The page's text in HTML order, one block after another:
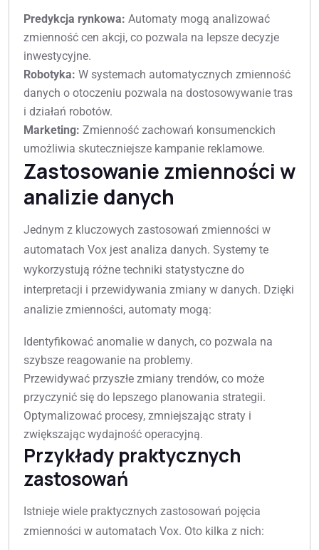
Predykcja rynkowa: Automaty mogą analizować
zmienność cen akcji, co pozwala na lepsze decyzje
inwestycyjne.
Robotyka: W systemach automatycznych zmienność
danych o otoczeniu pozwala na dostosowywanie tras
i działań robotów.
Marketing: Zmienność zachowań konsumenckich
umożliwia skuteczniejsze kampanie reklamowe.
Zastosowanie zmienności w
analizie danych
Jednym z kluczowych zastosowań zmienności w
automatach Vox jest analiza danych. Systemy te
wykorzystują różne techniki statystyczne do
interpretacji i przewidywania zmiany w danych. Dzięki
analizie zmienności, automaty mogą:
Identyfikować anomalie w danych, co pozwala na
szybsze reagowanie na problemy.
Przewidywać przyszłe zmiany trendów, co może
przyczynić się do lepszego planowania strategii.
Optymalizować procesy, zmniejszając straty i
zwiększając wydajność operacyjną.
Przykłady praktycznych
zastosowań
Istnieje wiele praktycznych zastosowań pojęcia
zmienności w automatach Vox. Oto kilka z nich: